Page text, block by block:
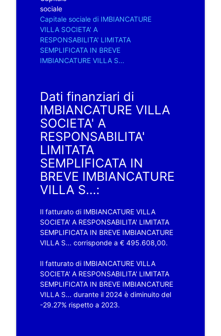
sociale
Capitale sociale di IMBIANCATURE
VILLA SOCIETA' A
RESPONSABILITA' LIMITATA
SEMPLIFICATA IN BREVE
IMBIANCATURE VILLA S...
Dati finanziari di
IMBIANCATURE VILLA
SOCIETA' A
RESPONSABILITA'
LIMITATA
SEMPLIFICATA IN
BREVE IMBIANCATURE
VILLA S...:
Il fatturato di IMBIANCATURE VILLA
SOCIETA' A RESPONSABILITA' LIMITATA
SEMPLIFICATA IN BREVE IMBIANCATURE
VILLA S... corrisponde a € 495.608,00.
Il fatturato di IMBIANCATURE VILLA
SOCIETA' A RESPONSABILITA' LIMITATA
SEMPLIFICATA IN BREVE IMBIANCATURE
VILLA S... durante il 2024 è diminuito del
-29.27% rispetto a 2023.